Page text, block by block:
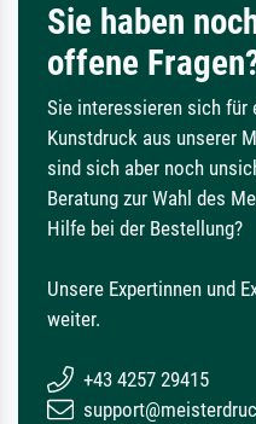
Sie haben
offene
Sie interessieren sich für
Kunstdruck aus unserer
sind sich aber noch
Beratung zur Wahl des
Hilfe bei der Bestellung?
Unsere Expertinnen und
weiter.
+43 4257 29415